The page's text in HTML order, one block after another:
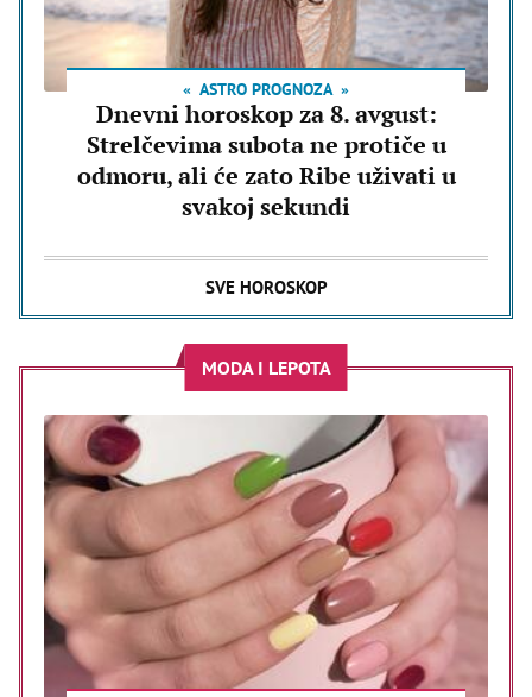
ASTRO PROGNOZA
Dnevni horoskop za 8. avgust:
Strelčevima subota ne protiče u
odmoru, ali će zato Ribe uživati u
svakoj sekundi
SVE HOROSKOP
MODA I LEPOTA